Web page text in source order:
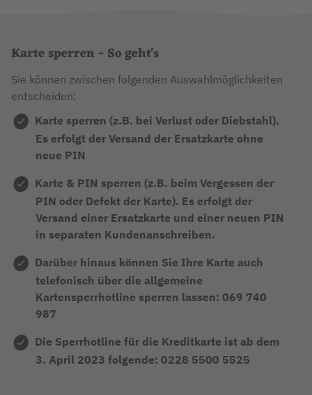
Karte sperren - So geht's
Sie können zwischen folgenden Auswahlmöglichkeiten
entscheiden:
Karte sperren (z.B. bei Verlust oder Diebstahl).
Es erfolgt der Versand der Ersatzkarte ohne
neue PIN
Karte & PIN sperren (z.B. beim Vergessen der
PIN oder Defekt der Karte). Es erfolgt der
Versand einer Ersatzkarte und einer neuen PIN
in separaten Kundenanschreiben.
Darüber hinaus können Sie Ihre Karte auch
telefonisch über die allgemeine
Kartensperrhotline sperren lassen: 069 740
987
Die Sperrhotline für die Kreditkarte ist ab dem
3. April 2023 folgende: 0228 5500 5525